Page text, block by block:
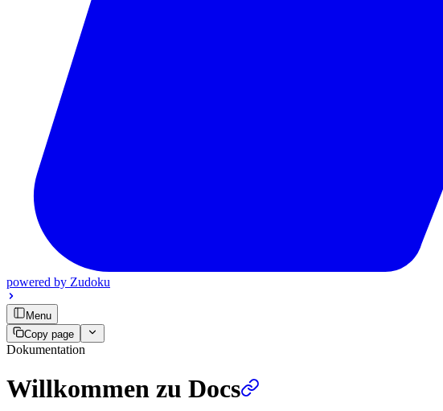
powered by Zudoku
Menu
Copy page
Dokumentation
Willkommen zu Docs